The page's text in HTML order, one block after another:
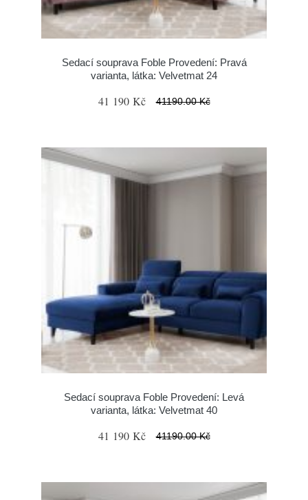
Sedací souprava Foble Provedení: Pravá
varianta, látka: Velvetmat 24
41 190 Kč 41190.00 Kč
Sedací souprava Foble Provedení: Levá
varianta, látka: Velvetmat 40
41 190 Kč 41190.00 Kč